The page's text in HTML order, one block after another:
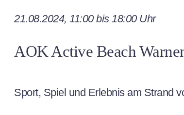
AOK Active Beach
21.08.2024, 11:00 bis 18:00 Uhr
Sport, Spiel und Erlebnis am Strand